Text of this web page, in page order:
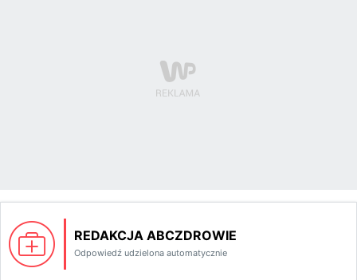
REDAKCJA ABCZDROWIE
Odpowiedź udzielona automatycznie